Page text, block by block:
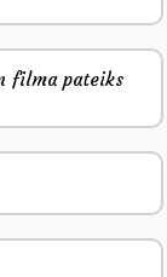
filma pateiks